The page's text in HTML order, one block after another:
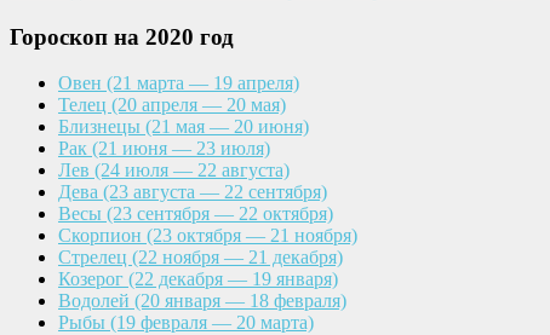
Гороскоп на 2020 год
Овен (21 марта — 19 апреля)
Телец (20 апреля — 20 мая)
Близнецы (21 мая — 20 июня)
Рак (21 июня — 23 июля)
Лев (24 июля — 22 августа)
Дева (23 августа — 22 сентября)
Весы (23 сентября — 22 октября)
Скорпион (23 октября — 21 ноября)
Стрелец (22 ноября — 21 декабря)
Козерог (22 декабря — 19 января)
Водолей (20 января — 18 февраля)
Рыбы (19 февраля — 20 марта)